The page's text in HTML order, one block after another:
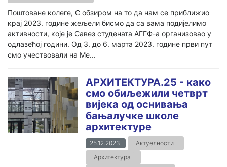
Поштоване колеге, С обзиром на то да нам се приближио
крај 2023. године жељели бисмо да са вама подијелимо
активности, које је Савез студената АГГФ-а организовао у
одлазећој години. Од 3. до 6. марта 2023. године први пут
смо учествовали на Ме...
АРХИТЕКТУРА.25 - како
смо обиљежили четврт
вијека од оснивања
бањалучке школе
архитектуре
25.12.2023.
Актуелности
Архитектура